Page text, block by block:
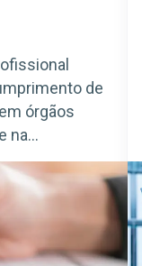
de
órgãos
na
obras,
seguir
o Curso
e